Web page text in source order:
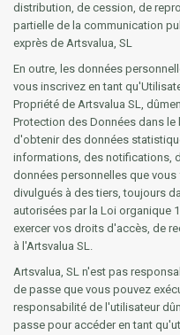
distribution, de cession, de
partielle de la communication
exprès de Artsvalua, SL
En outre, les données
vous inscrivez en tant
Propriété de Artsvalua SL,
Protection des Données dans
d'obtenir des données
informations, des notifications,
données personnelles que
divulgués à des tiers, toujours
autorisées par la Loi organique
exercer vos droits d'accès, de
à l'Artsvalua SL.
Artsvalua, SL n'est pas
de passe que vous pouvez
responsabilité de l'utilisateur
passe pour accéder en tant